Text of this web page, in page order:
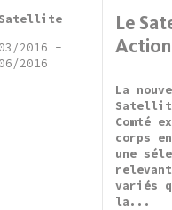
Le
Action
La
Comté
corps
une
variés
la...
2016 -
2016